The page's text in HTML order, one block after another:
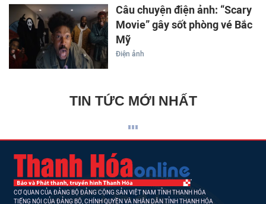
Câu chuyện điện ảnh: “Scary
Movie” gây sốt phòng vé Bắc
Mỹ
Điện ảnh
TIN TỨC MỚI NHẤT
CƠ QUAN CỦA ĐẢNG BỘ ĐẢNG CỘNG SẢN VIỆT NAM TỈNH THANH HÓA
TIẾNG NÓI CỦA ĐẢNG BỘ, CHÍNH QUYỀN VÀ NHÂN DÂN TỈNH THANH HÓA